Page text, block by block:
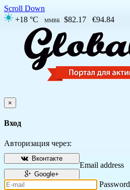
Scroll Down
+18 °C
ММВБ $82.17 €94.84
×
Вход
Авторизация через:
Вконтакте
Google+
Email address
Password